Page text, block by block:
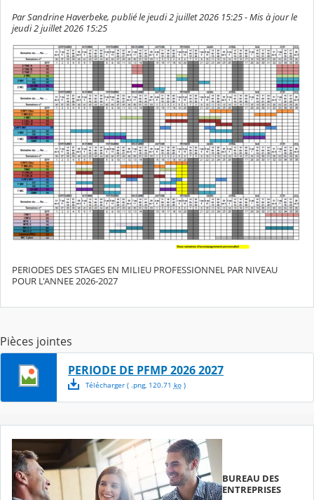
Par Sandrine Haverbeke, publié le jeudi 2 juillet 2026 15:25 - Mis à jour le
jeudi 2 juillet 2026 15:25
PERIODES DES STAGES EN MILIEU PROFESSIONNEL PAR NIVEAU
POUR L'ANNEE 2026-2027
Pièces jointes
PERIODE DE PFMP 2026 2027
Télécharger( .png, 120.71 ko)
BUREAU DES
ENTREPRISES